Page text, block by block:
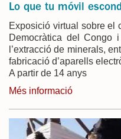
Lo que tu móvil
Exposició virtual sobre el
Democràtica del Congo
l’extracció de minerals,
fabricació d’aparells
A partir de 14 anys
Més informació